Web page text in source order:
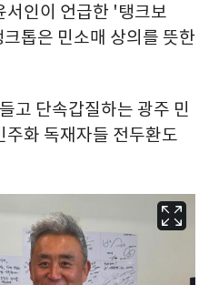
서인이 언급한 '탱크보
톱은 민소매 상의를 뜻한
고 단속갑질하는 광주 민
화 독재자들 전두환도